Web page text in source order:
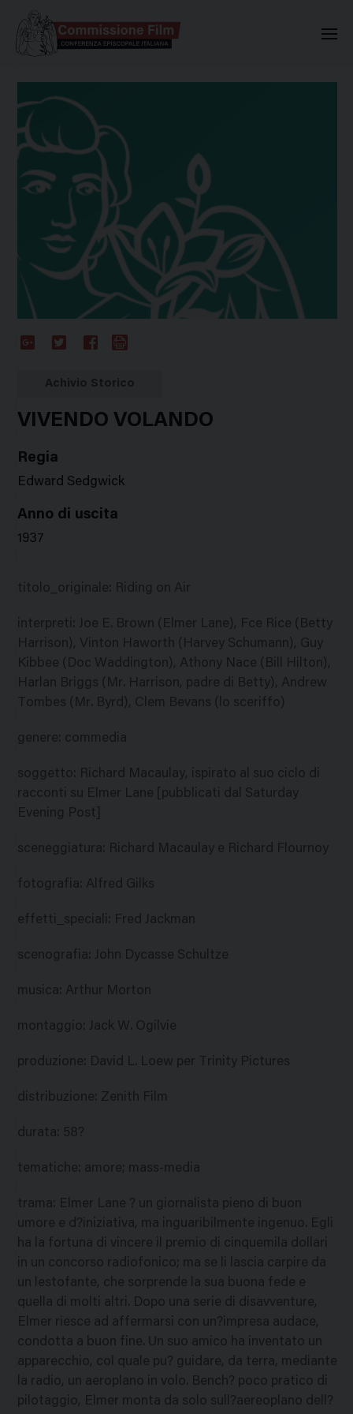
VIVENDO VOLANDO
Regia
Edward Sedgwick
Anno di uscita
1937
titolo_originale: Riding on Air
interpreti: Joe E. Brown (Elmer Lane), Fce Rice (Betty
Harrison), Vinton Haworth (Harvey Schumann), Guy
Kibbee (Doc Waddington), Athony Nace (Bill Hilton),
Harlan Briggs (Mr. Harrison, padre di Betty), Andrew
Tombes (Mr. Byrd), Clem Bevans (lo sceriffo)
genere: commedia
soggetto: Richard Macaulay, ispirato al suo ciclo di
racconti su Elmer Lane [pubblicati dal Saturday
Evening Post]
sceneggiatura: Richard Macaulay e Richard Flournoy
fotografia: Alfred Gilks
effetti_speciali: Fred Jackman
scenografia: John Dycasse Schultze
musica: Arthur Morton
montaggio: Jack W. Ogilvie
produzione: David L. Loew per Trinity Pictures
distribuzione: Zenith Film
durata: 58?
tematiche: amore; mass-media
trama: Elmer Lane ? un giornalista pieno di buon
umore e d?iniziativa, ma inguaribilmente ingenuo. Egli
ha la fortuna di vincere il premio di cinquemila dollari
in un concorso radiofonico; ma se li lascia carpire da
un lestofante, che sorprende la sua buona fede e
quella di molti altri. Dopo una serie di disavventure,
Elmer riesce ad affermarsi con un?impresa audace,
condotta a buon fine. Un suo amico ha inventato un
apparecchio, col quale pu? guidare, da terra, mediante
la radio, un aeroplano in volo. Bench? poco pratico di
pilotaggio, Elmer monta da solo sull?aereoplano dell?